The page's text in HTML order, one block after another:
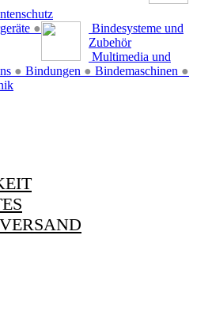
●
Bindesysteme und
Zubehör
● Bindungen ● Bindemaschinen ●
Multimedia und